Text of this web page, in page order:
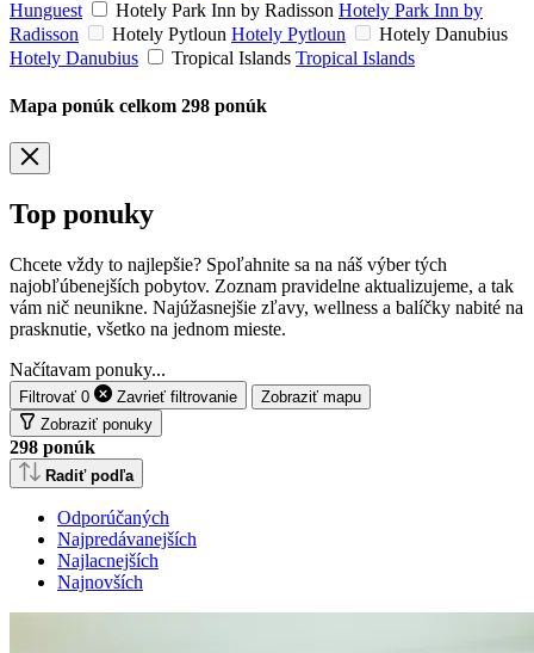
Hunguest
Hotely Park Inn by Radisson Hotely Park Inn by
Radisson
Hotely Pytloun Hotely Pytloun
Hotely Danubius
Hotely Danubius
Tropical Islands Tropical Islands
Mapa ponúk celkom 298 ponúk
Top ponuky
Chcete vždy to najlepšie? Spoľahnite sa na náš výber tých
najobľúbenejších pobytov. Zoznam pravidelne aktualizujeme, a tak
vám nič neunikne. Najúžasnejšie zľavy, wellness a balíčky nabité na
prasknutie, všetko na jednom mieste.
Načítavam ponuky...
Filtrovať 0 Zavrieť filtrovanie
Zobraziť mapu
Zobraziť ponuky
298 ponúk
Radiť podľa
Odporúčaných
Najpredávanejších
Najlacnejších
Najnovších